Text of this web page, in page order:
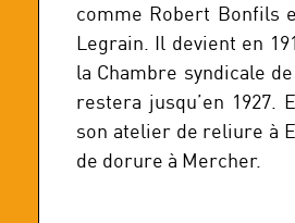
comme Robert Bonfils
Legrain. Il devient en
la Chambre syndicale
restera jusqu’en 1927.
son atelier de reliure à
de dorure à Mercher.